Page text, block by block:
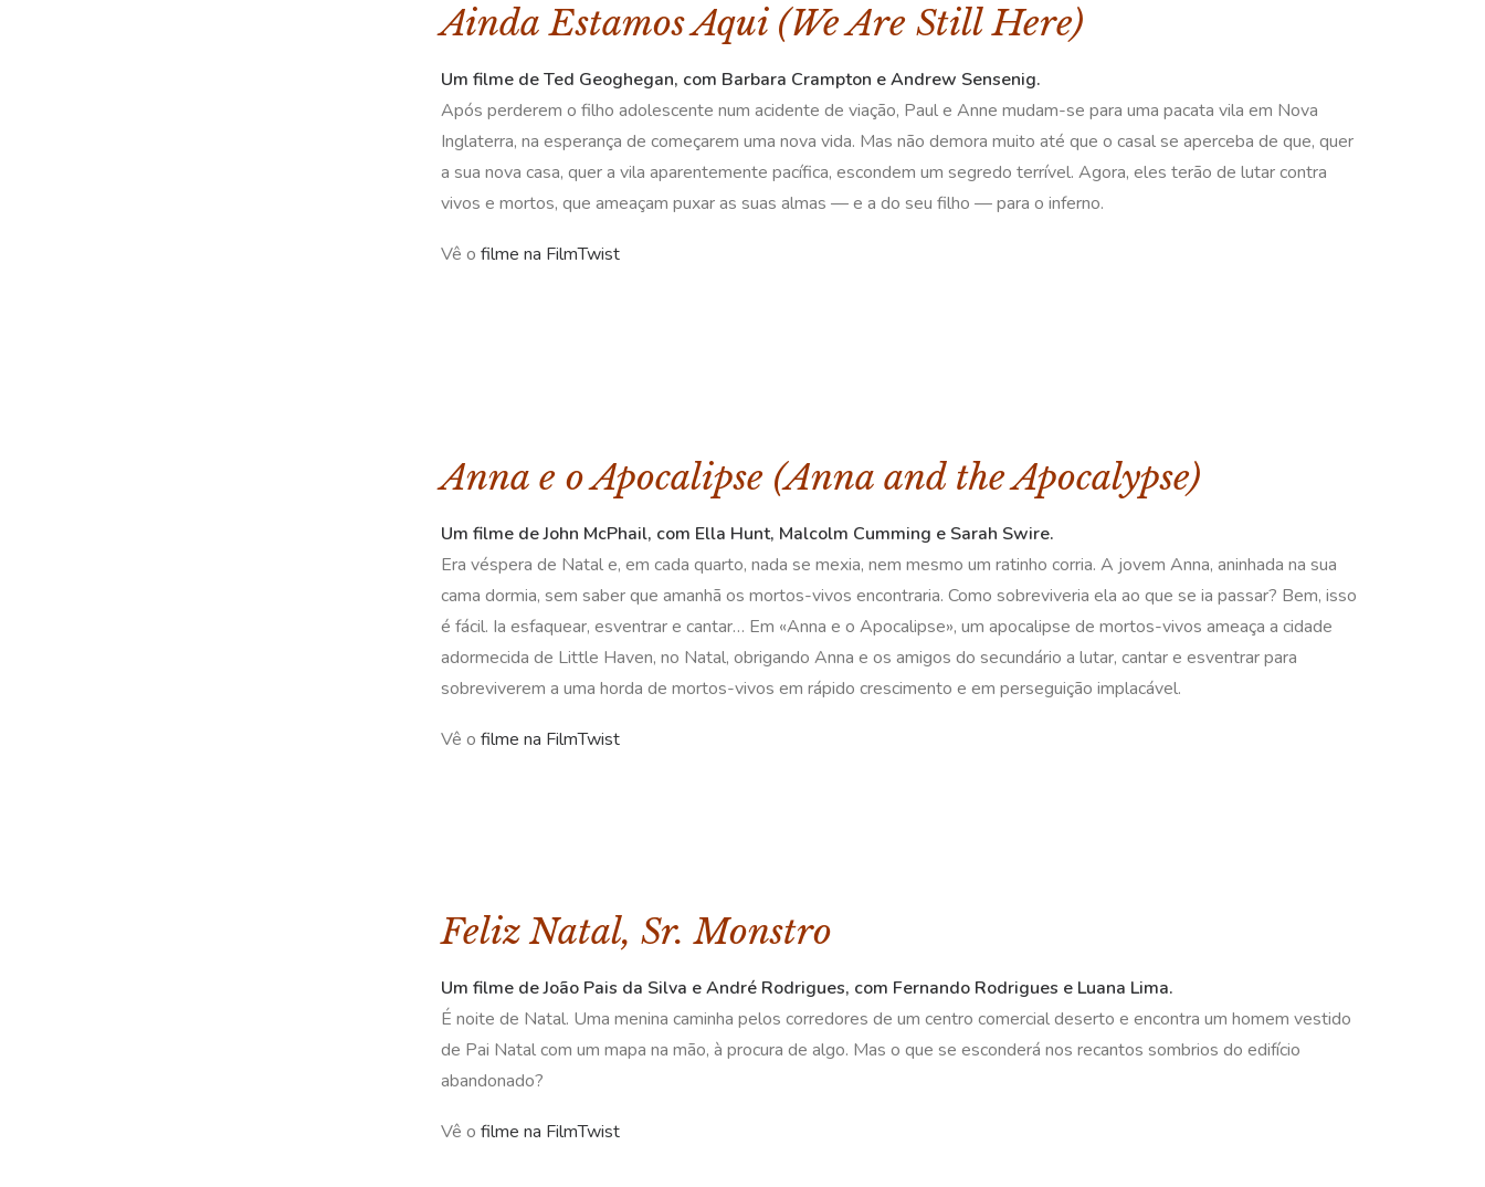
Ainda Estamos Aqui (We Are Still Here)
Um filme de Ted Geoghegan, com Barbara Crampton e Andrew Sensenig.
Após perderem o filho adolescente num acidente de viação, Paul e Anne mudam-se para uma pacata vila em Nova
Inglaterra, na esperança de começarem uma nova vida. Mas não demora muito até que o casal se aperceba de que, quer
a sua nova casa, quer a vila aparentemente pacífica, escondem um segredo terrível. Agora, eles terão de lutar contra
vivos e mortos, que ameaçam puxar as suas almas — e a do seu filho — para o inferno.
Vê o filme na FilmTwist
Anna e o Apocalipse (Anna and the Apocalypse)
Um filme de John McPhail, com Ella Hunt, Malcolm Cumming e Sarah Swire.
Era véspera de Natal e, em cada quarto, nada se mexia, nem mesmo um ratinho corria. A jovem Anna, aninhada na sua
cama dormia, sem saber que amanhã os mortos-vivos encontraria. Como sobreviveria ela ao que se ia passar? Bem, isso
é fácil. Ia esfaquear, esventrar e cantar… Em «Anna e o Apocalipse», um apocalipse de mortos-vivos ameaça a cidade
adormecida de Little Haven, no Natal, obrigando Anna e os amigos do secundário a lutar, cantar e esventrar para
sobreviverem a uma horda de mortos-vivos em rápido crescimento e em perseguição implacável.
Vê o filme na FilmTwist
Feliz Natal, Sr. Monstro
Um filme de João Pais da Silva e André Rodrigues, com Fernando Rodrigues e Luana Lima.
É noite de Natal. Uma menina caminha pelos corredores de um centro comercial deserto e encontra um homem vestido
de Pai Natal com um mapa na mão, à procura de algo. Mas o que se esconderá nos recantos sombrios do edifício
abandonado?
Vê o filme na FilmTwist